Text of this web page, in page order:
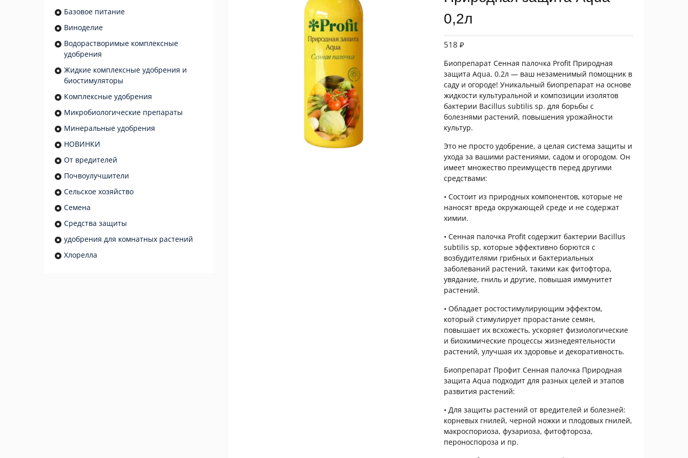
0,2л
518₽
Биопрепарат Сенная палочка Profit Природная
защита Aqua, 0.2л — ваш незаменимый помощник в
саду и огороде! Уникальный биопрепарат на основе
жидкости культуральной и композиции изолятов
бактерии Bacillus subtilis sp. для борьбы с
болезнями растений, повышения урожайности
культур.
Это не просто удобрение, а целая система защиты и
ухода за вашими растениями, садом и огородом. Он
имеет множество преимуществ перед другими
средствами:
• Состоит из природных компонентов, которые не
наносят вреда окружающей среде и не содержат
химии.
• Сенная палочка Profit содержит бактерии Bacillus
subtilis sp, которые эффективно борются с
возбудителями грибных и бактериальных
заболеваний растений, такими как фитофтора,
увядание, гниль и другие, повышая иммунитет
растений.
• Обладает ростостимулирующим эффектом,
который стимулирует прорастание семян,
повышает их всхожесть, ускоряет физиологические
и биохимические процессы жизнедеятельности
растений, улучшая их здоровье и декоративность.
Биопрепарат Профит Сенная палочка Природная
защита Aqua подходит для разных целей и этапов
развития растений:
• Для защиты растений от вредителей и болезней:
корневых гнилей, черной ножки и плодовых гнилей,
макроспориоза, фузариоза, фитофтороза,
пероноспороза и пр.
Базовое питание
Виноделие
Водорастворимые комплексные
удобрения
Жидкие комплексные удобрения и
биостимуляторы
Комплексные удобрения
Микробиологические препараты
Минеральные удобрения
НОВИНКИ
От вредителей
Почвоулучшители
Сельское хозяйство
Семена
Средства защиты
удобрения для комнатных растений
Хлорелла